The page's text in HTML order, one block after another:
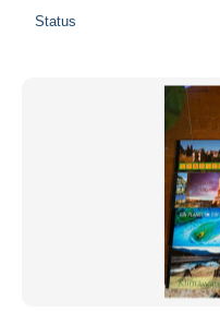
Status